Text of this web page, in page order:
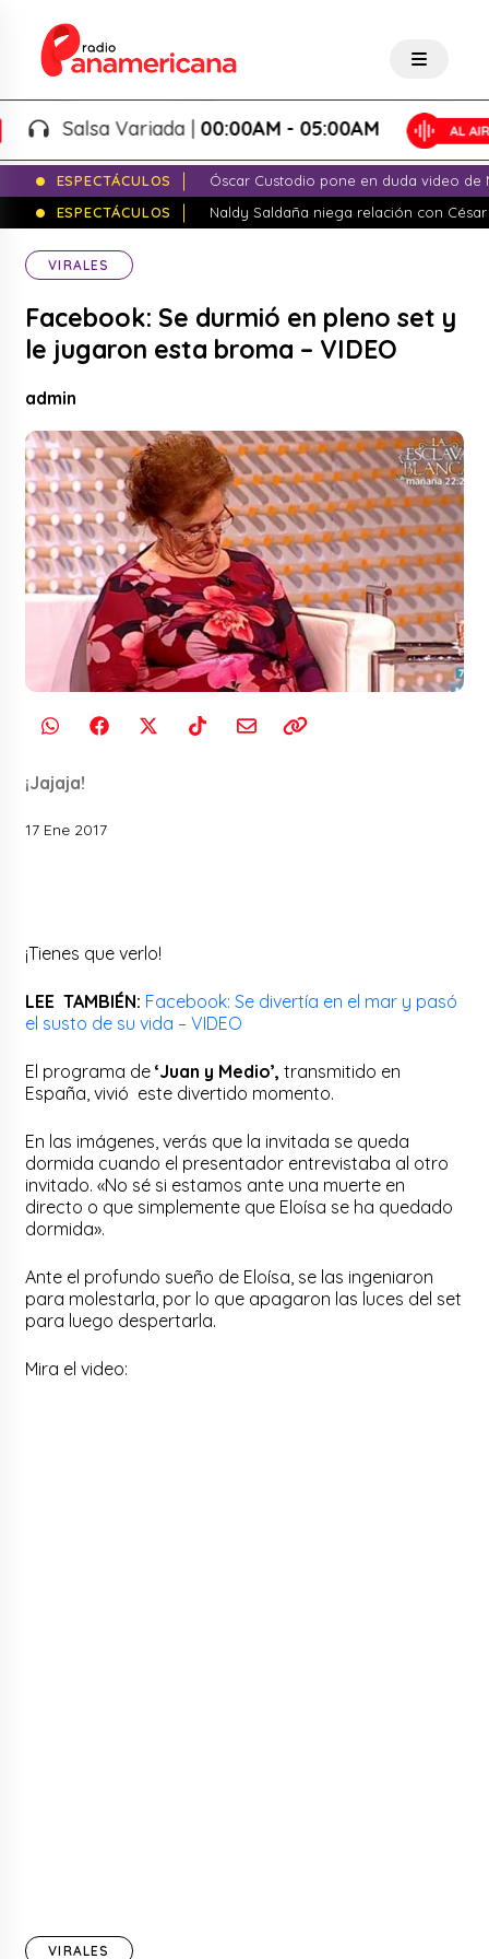
Salsa Variada |00:00AM - 05:00AM
ESPECTÁCULOS
Óscar Custodio pone en duda video de
ESPECTÁCULOS
Naldy Saldaña niega relación con
VIRALES
Facebook: Se durmió en pleno set y
le jugaron esta broma – VIDEO
admin
¡Jajaja!
17 Ene 2017
¡Tienes que verlo!
LEE TAMBIÉN: Facebook: Se divertía en el mar y pasó
el susto de su vida – VIDEO
El programa de ‘Juan y Medio’, transmitido en
España, vivió este divertido momento.
En las imágenes, verás que la invitada se queda
dormida cuando el presentador entrevistaba al otro
invitado. «No sé si estamos ante una muerte en
directo o que simplemente que Eloísa se ha quedado
dormida».
Ante el profundo sueño de Eloísa, se las ingeniaron
para molestarla, por lo que apagaron las luces del set
para luego despertarla.
Mira el video:
VIRALES